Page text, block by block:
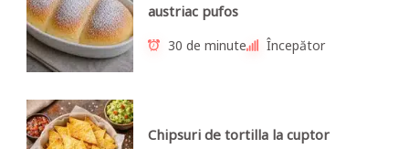
austriac pufos
30 de minute Începător
Chipsuri de tortilla la cuptor